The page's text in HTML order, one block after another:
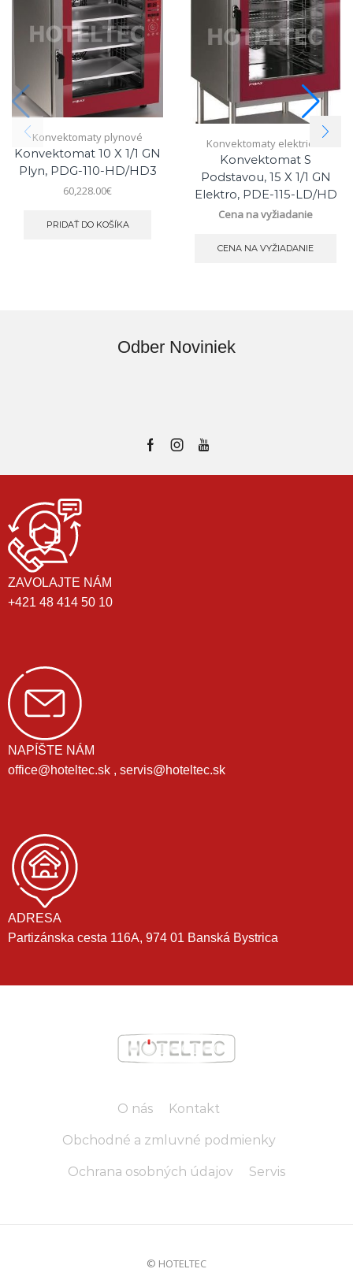
Konvektomaty plynové
Konvektomat 10 X 1/1 GN
Plyn, PDG-110-HD/HD3
60,228.00€
PRIDAŤ DO KOŠÍKA
Konvektomaty elektrické
Konvektomat S
Podstavou, 15 X 1/1 GN
Elektro, PDE-115-LD/HD
Cena na vyžiadanie
CENA NA VYŽIADANIE
Odber Noviniek
ZAVOLAJTE NÁM
+421 48 414 50 10
NAPÍŠTE NÁM
office@hoteltec.sk , servis@hoteltec.sk
ADRESA
Partizánska cesta 116A, 974 01 Banská Bystrica
O nás Kontakt
Obchodné a zmluvné podmienky
Ochrana osobných údajov Servis
© HOTELTEC